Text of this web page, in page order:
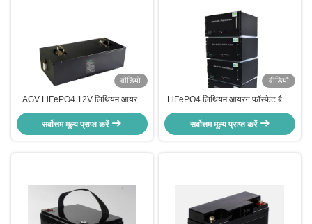
वीडियो
AGV LiFePO4 12V लिथियम आयरन
फॉस्फेट बैटरी 24V 36V 72V MSDS
सर्वोत्तम मूल्य प्राप्त करें
वीडियो
LiFePO4 लिथियम आयरन फॉस्फेट बैटरी
48V 100Ah घरेलू उपयोग बैटरी
सर्वोत्तम मूल्य प्राप्त करें